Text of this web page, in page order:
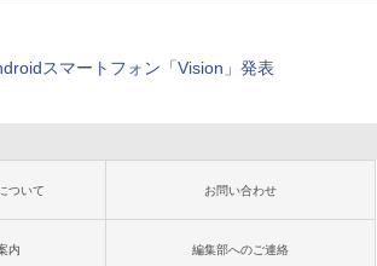
スマートフォン「Vision」発表
ついて お問い合わせ
内 編集部へのご連絡